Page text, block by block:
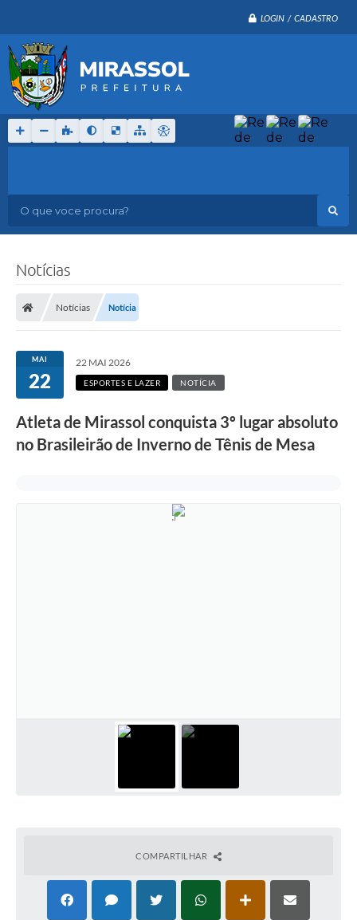
LOGIN / CADASTRO
O que voce procura?
Notícias
Notícias Notícia
MAI
22
22 MAI 2026
ESPORTES E LAZER NOTÍCIA
Atleta de Mirassol conquista 3º lugar absoluto
no Brasileirão de Inverno de Tênis de Mesa
COMPARTILHAR